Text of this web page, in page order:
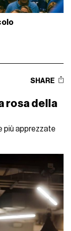
SHARE
rosa della
più apprezzate